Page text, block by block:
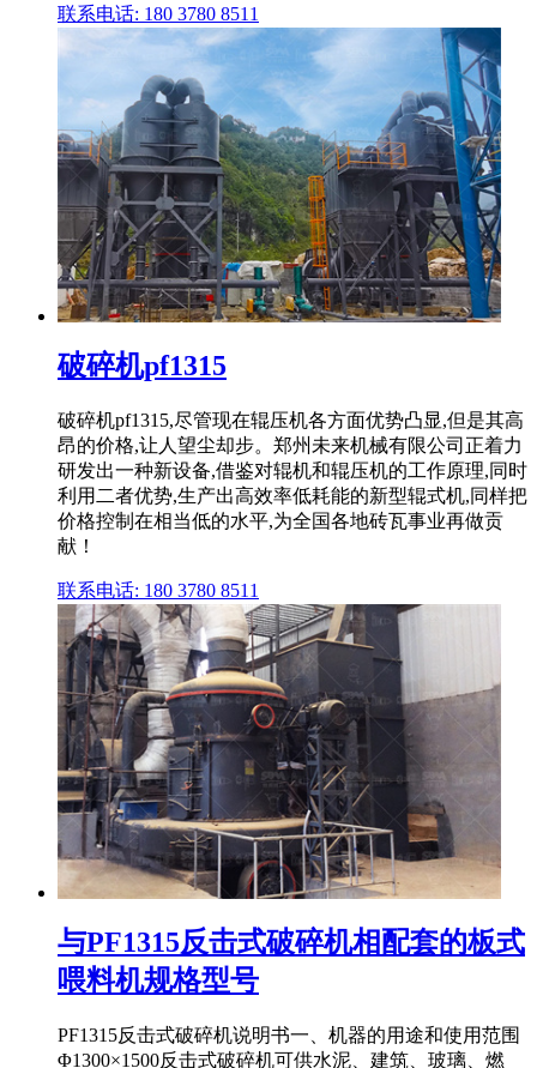
联系电话: 180 3780 8511
破碎机pf1315
破碎机pf1315,尽管现在辊压机各方面优势凸显,但是其高
昂的价格,让人望尘却步。郑州未来机械有限公司正着力
研发出一种新设备,借鉴对辊机和辊压机的工作原理,同时
利用二者优势,生产出高效率低耗能的新型辊式机,同样把
价格控制在相当低的水平,为全国各地砖瓦事业再做贡
献！
联系电话: 180 3780 8511
与PF1315反击式破碎机相配套的板式
喂料机规格型号
PF1315反击式破碎机说明书一、机器的用途和使用范围
Φ1300×1500反击式破碎机可供水泥、建筑、玻璃、燃